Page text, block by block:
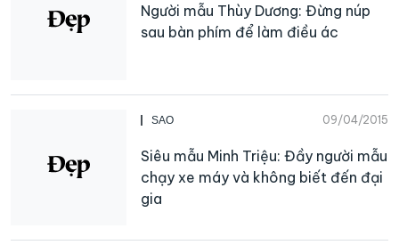
Người mẫu Thùy Dương: Đừng núp
sau bàn phím để làm điều ác
SAO 09/04/2015
Siêu mẫu Minh Triệu: Đầy người mẫu
chạy xe máy và không biết đến đại
gia